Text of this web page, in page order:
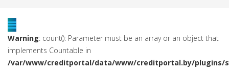
Warning: count(): Parameter must be an array or an object that
implements Countable in
/var/www/creditportal/data/www/creditportal.by/plugins/